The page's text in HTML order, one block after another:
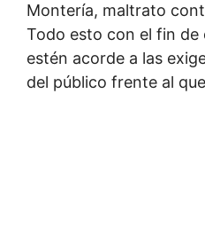
Montería, maltrato
Todo esto con el fin de
estén acorde a las
del público frente al